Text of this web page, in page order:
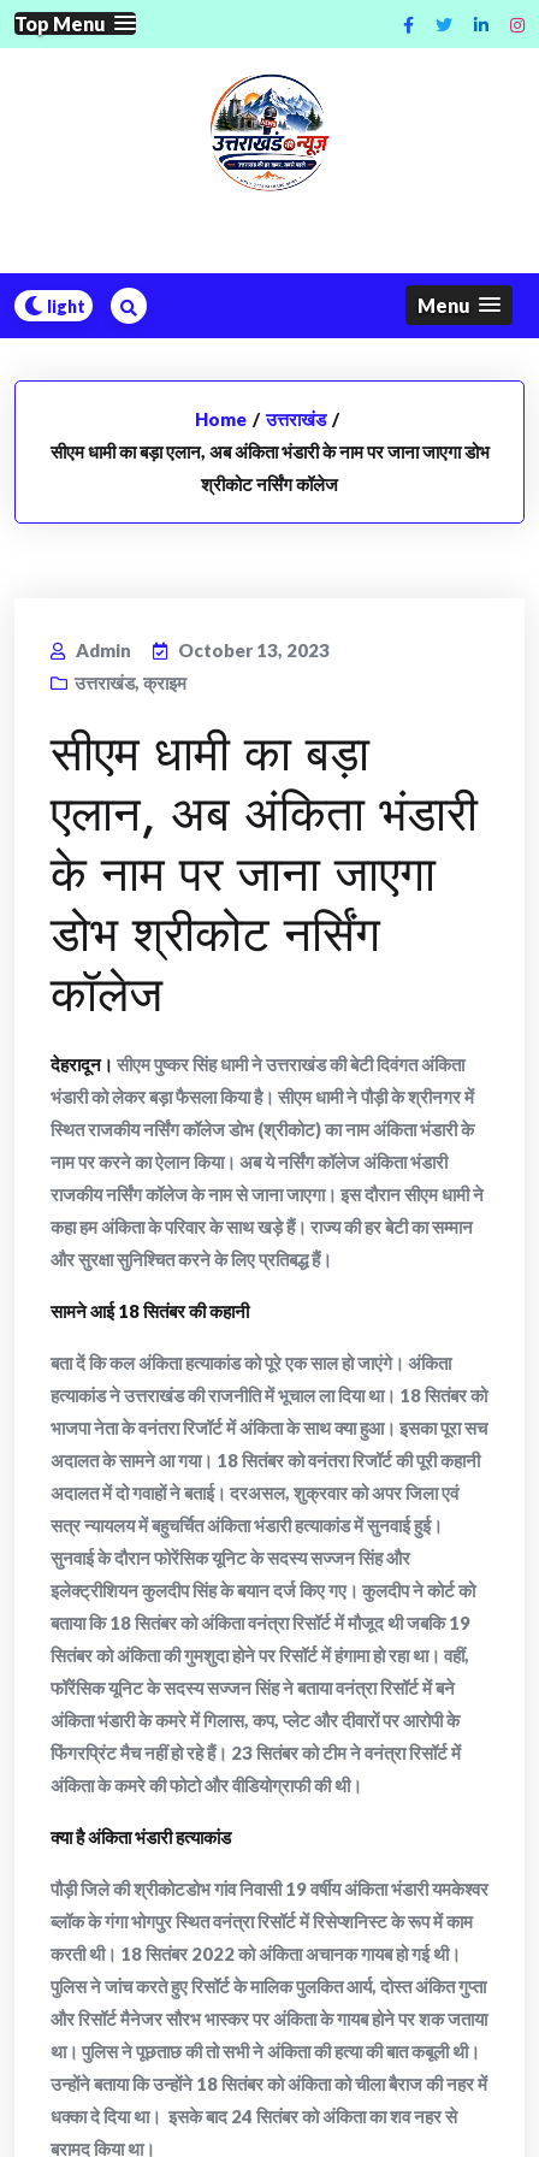
Skip
to
Top Menu
Menu
Home / उत्तराखंड /
सीएम धामी का बड़ा एलान, अब अंकिता भंडारी के नाम पर जाना जाएगा डोभ
श्रीकोट नर्सिंग कॉलेज
Admin
October 13, 2023
उत्तराखंड, क्राइम
सीएम धामी का बड़ा
एलान, अब अंकिता भंडारी
के नाम पर जाना जाएगा
डोभ श्रीकोट नर्सिंग
कॉलेज
देहरादून। सीएम पुष्कर सिंह धामी ने उत्तराखंड की बेटी दिवंगत अंकिता
भंडारी को लेकर बड़ा फैसला किया है। सीएम धामी ने पौड़ी के श्रीनगर में
स्थित राजकीय नर्सिंग कॉलेज डोभ (श्रीकोट) का नाम अंकिता भंडारी के
नाम पर करने का ऐलान किया। अब ये नर्सिंग कॉलेज अंकिता भंडारी
राजकीय नर्सिंग कॉलेज के नाम से जाना जाएगा। इस दौरान सीएम धामी ने
कहा हम अंकिता के परिवार के साथ खड़े हैं। राज्य की हर बेटी का सम्मान
और सुरक्षा सुनिश्चित करने के लिए प्रतिबद्ध हैं।
सामने आई 18 सितंबर की कहानी
बता दें कि कल अंकिता हत्याकांड को पूरे एक साल हो जाएंगे। अंकिता
हत्याकांड ने उत्तराखंड की राजनीति में भूचाल ला दिया था। 18 सितंबर को
भाजपा नेता के वनंतरा रिजॉर्ट में अंकिता के साथ क्या हुआ। इसका पूरा सच
अदालत के सामने आ गया। 18 सितंबर को वनंतरा रिजॉर्ट की पूरी कहानी
अदालत में दो गवाहों ने बताई। दरअसल, शुक्रवार को अपर जिला एवं
सत्र न्यायलय में बहुचर्चित अंकिता भंडारी हत्याकांड में सुनवाई हुई।
सुनवाई के दौरान फोरेंसिक यूनिट के सदस्य सज्जन सिंह और
इलेक्ट्रीशियन कुलदीप सिंह के बयान दर्ज किए गए। कुलदीप ने कोर्ट को
बताया कि 18 सितंबर को अंकिता वनंत्रा रिसॉर्ट में मौजूद थी जबकि 19
सितंबर को अंकिता की गुमशुदा होने पर रिसॉर्ट में हंगामा हो रहा था। वहीं,
फॉरेंसिक यूनिट के सदस्य सज्जन सिंह ने बताया वनंत्रा रिसॉर्ट में बने
अंकिता भंडारी के कमरे में गिलास, कप, प्लेट और दीवारों पर आरोपी के
फिंगरप्रिंट मैच नहीं हो रहे हैं। 23 सितंबर को टीम ने वनंत्रा रिसॉर्ट में
अंकिता के कमरे की फोटो और वीडियोग्राफी की थी।
क्या है अंकिता भंडारी हत्याकांड
पौड़ी जिले की श्रीकोटडोभ गांव निवासी 19 वर्षीय अंकिता भंडारी यमकेश्वर
ब्लॉक के गंगा भोगपुर स्थित वनंत्रा रिसॉर्ट में रिसेप्शनिस्ट के रूप में काम
करती थी। 18 सितंबर 2022 को अंकिता अचानक गायब हो गई थी।
पुलिस ने जांच करते हुए रिसॉर्ट के मालिक पुलकित आर्य, दोस्त अंकित गुप्ता
और रिसॉर्ट मैनेजर सौरभ भास्कर पर अंकिता के गायब होने पर शक जताया
था। पुलिस ने पूछताछ की तो सभी ने अंकिता की हत्या की बात कबूली थी।
उन्होंने बताया कि उन्होंने 18 सितंबर को अंकिता को चीला बैराज की नहर में
धक्का दे दिया था। इसके बाद 24 सितंबर को अंकिता का शव नहर से
बरामद किया था।